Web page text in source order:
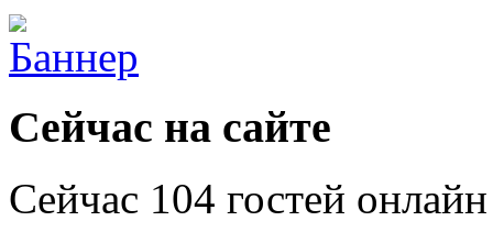
Сейчас на сайте
Сейчас 104 гостей онлайн